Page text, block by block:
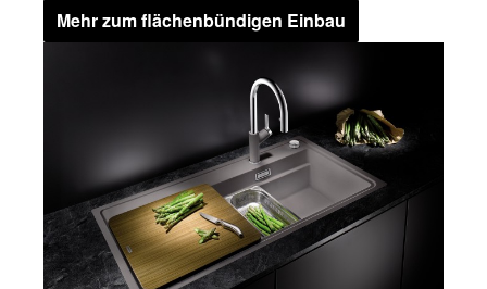
Mehr zum flächenbündigen Einbau